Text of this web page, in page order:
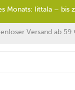
Versand ab
Monats: Iittala – bis